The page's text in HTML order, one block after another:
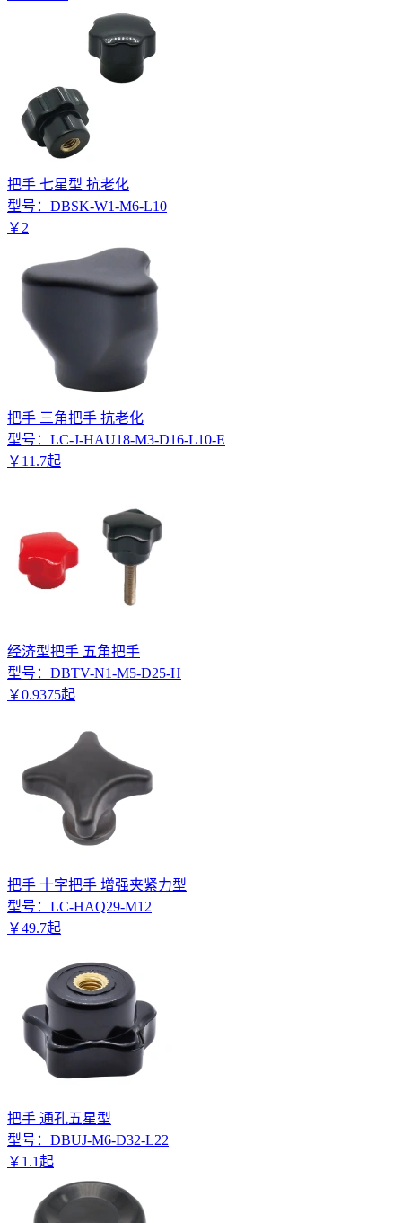
把手 七星型 抗老化
型号： DBSK-W1-M6-L10
￥ 2
把手 三角把手 抗老化
型号： LC-J-HAU18-M3-D16-L10-E
￥ 11 .7起
经济型把手 五角把手
型号： DBTV-N1-M5-D25-H
￥0.9375起
把手 十字把手 增强夹紧力型
型号： LC-HAQ29-M12
￥49.7起
把手 通孔五星型
型号： DBUJ-M6-D32-L22
￥ 1 .1起